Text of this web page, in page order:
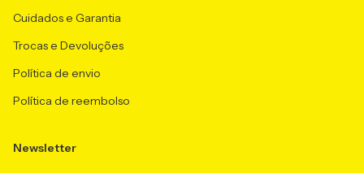
Cuidados e Garantia
Trocas e Devoluções
Política de envio
Política de reembolso
Newsletter